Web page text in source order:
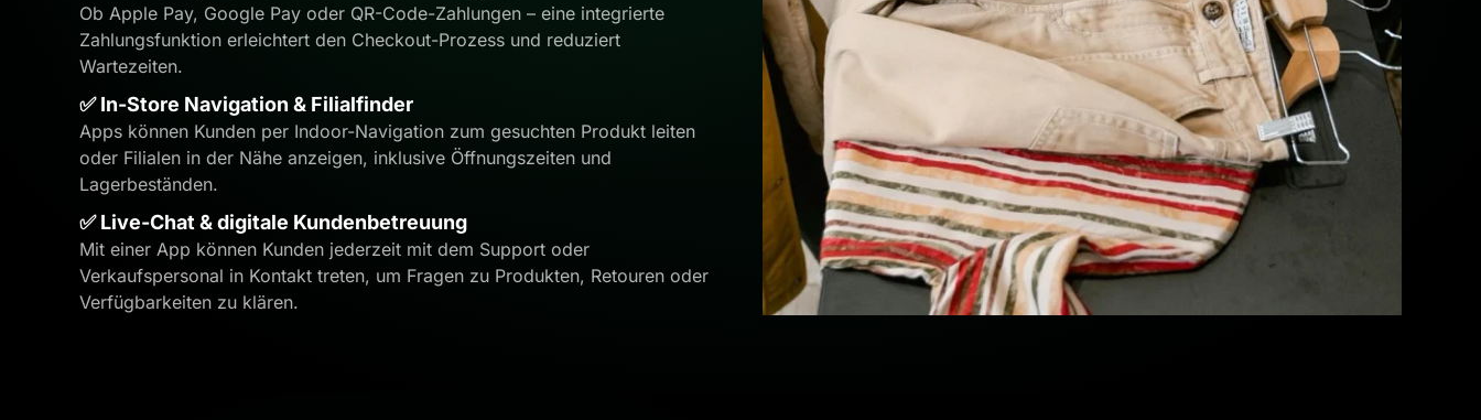
Ob Apple Pay, Google Pay oder QR-Code-Zahlungen – eine integrierte
Zahlungsfunktion erleichtert den Checkout-Prozess und reduziert
Wartezeiten.
✅ In-Store Navigation & Filialfinder
Apps können Kunden per Indoor-Navigation zum gesuchten Produkt leiten
oder Filialen in der Nähe anzeigen, inklusive Öffnungszeiten und
Lagerbeständen.
✅ Live-Chat & digitale Kundenbetreuung
Mit einer App können Kunden jederzeit mit dem Support oder
Verkaufspersonal in Kontakt treten, um Fragen zu Produkten, Retouren oder
Verfügbarkeiten zu klären.